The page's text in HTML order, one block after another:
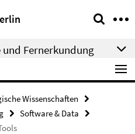
Fernerkundung
Wissenschaften
Software & Data